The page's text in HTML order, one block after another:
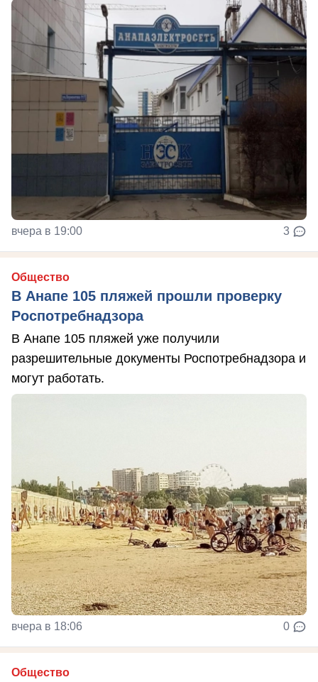
вчера в 19:00 3
Общество
В Анапе 105 пляжей прошли проверку
Роспотребнадзора
В Анапе 105 пляжей уже получили
разрешительные документы Роспотребнадзора и
могут работать.
вчера в 18:06 0
Общество